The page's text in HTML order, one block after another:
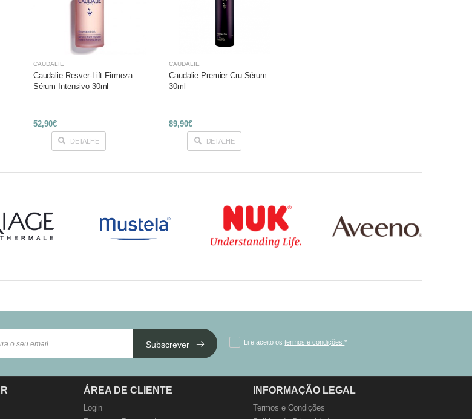
CAUDALÍE
Caudalie Resver-Lift Firmeza
Sérum Intensivo 30ml
52,90€
DETALHE
CAUDALÍE
Caudalie Premier Cru Sérum
30ml
89,90€
DETALHE
Subscrever Li e aceito ostermos e condições*
ÁREA DE CLIENTE
Login
INFORMAÇÃO LEGAL
Termos e Condições